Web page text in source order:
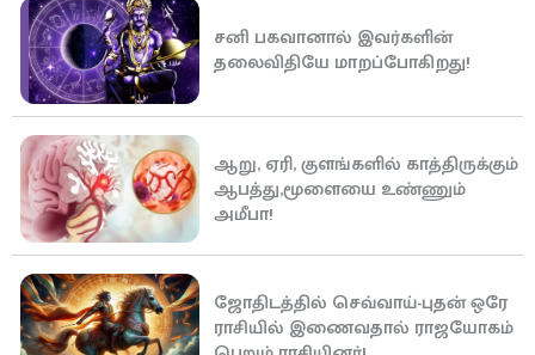
சனி பகவானால் இவர்களின்
தலைவிதியே மாறப்போகிறது!
ஆறு, ஏரி, குளங்களில் காத்திருக்கும்
ஆபத்து,மூளையை உண்ணும்
அமீபா!
ஜோதிடத்தில் செவ்வாய்-புதன் ஒரே
ராசியில் இணைவதால் ராஜயோகம்